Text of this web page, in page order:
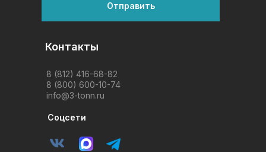
info@3-tonn.ru
8 (800) 600-10-74
8 (812) 416-68-82
Контакты
Соцсети
Отправить